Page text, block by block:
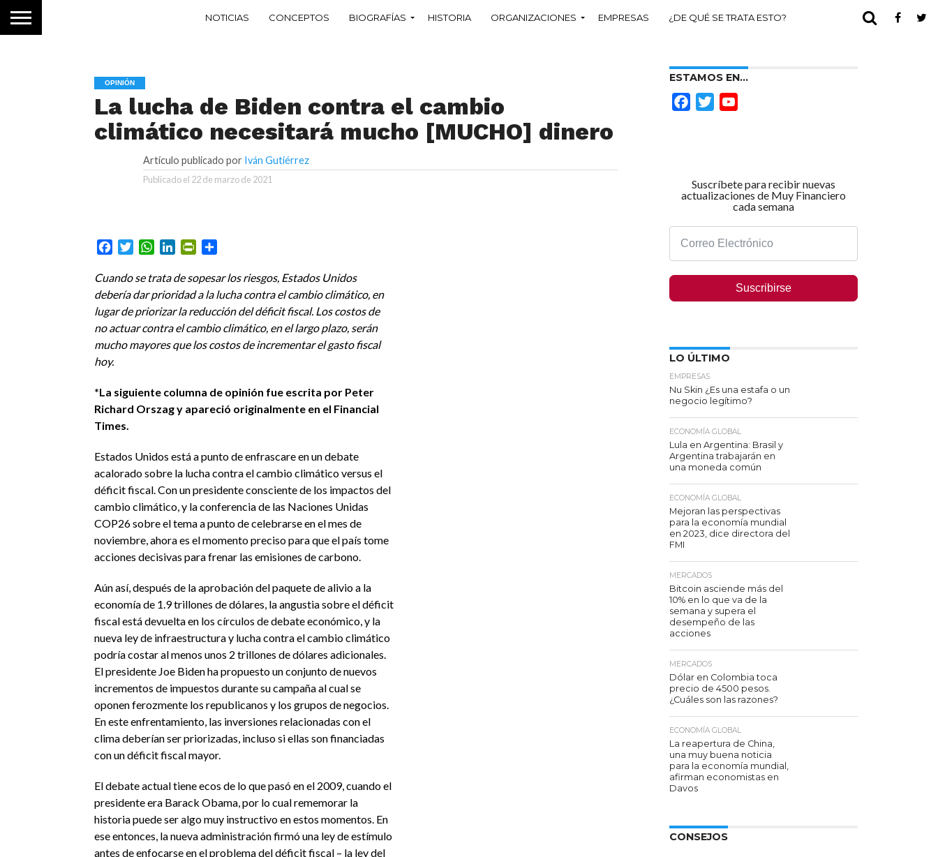
NOTICIAS CONCEPTOS BIOGRAFÍAS HISTORIA ORGANIZACIONES EMPRESAS ¿DE QUÉ SE TRATA ESTO?
OPINIÓN
La lucha de Biden contra el cambio
climático necesitará mucho [MUCHO] dinero
Artículo publicado por Iván Gutiérrez
Publicado el 22 de marzo de 2021
Facebook
TwitterWhatsApp
LinkedInPrintFriendly
Cuando se trata de sopesar los riesgos, Estados Unidos
debería dar prioridad a la lucha contra el cambio climático, en
lugar de priorizar la reducción del déficit fiscal. Los costos de
no actuar contra el cambio climático, en el largo plazo, serán
mucho mayores que los costos de incrementar el gasto fiscal
hoy.
*La siguiente columna de opinión fue escrita por Peter
Richard Orszag y apareció originalmente en el Financial
Times.
Estados Unidos está a punto de enfrascare en un debate
acalorado sobre la lucha contra el cambio climático versus el
déficit fiscal. Con un presidente consciente de los impactos del
cambio climático, y la conferencia de las Naciones Unidas
COP26 sobre el tema a punto de celebrarse en el mes de
noviembre, ahora es el momento preciso para que el país tome
acciones decisivas para frenar las emisiones de carbono.
Aún así, después de la aprobación del paquete de alivio a la
economía de 1.9 trillones de dólares, la angustia sobre el déficit
fiscal está devuelta en los círculos de debate económico, y la
nueva ley de infraestructura y lucha contra el cambio climático
podría costar al menos unos 2 trillones de dólares adicionales.
El presidente Joe Biden ha propuesto un conjunto de nuevos
incrementos de impuestos durante su campaña al cual se
oponen ferozmente los republicanos y los grupos de negocios.
En este enfrentamiento, las inversiones relacionadas con el
clima deberían ser priorizadas, incluso si ellas son financiadas
con un déficit fiscal mayor.
El debate actual tiene ecos de lo que pasó en el 2009, cuando el
presidente era Barack Obama, por lo cual rememorar la
historia puede ser algo muy instructivo en estos momentos. En
ese entonces, la nueva administración firmó una ley de estímulo
antes de enfocarse en el problema del déficit fiscal – la ley del
ESTAMOS EN…
FacebookTwitter
Suscríbete para recibir nuevas
actualizaciones de Muy Financiero
cada semana
Suscribirse
LO ÚLTIMO
EMPRESAS
Nu Skin ¿Es una estafa o un
negocio legítimo?
ECONOMÍA GLOBAL
Lula en Argentina: Brasil y
Argentina trabajarán en
una moneda común
ECONOMÍA GLOBAL
Mejoran las perspectivas
para la economía mundial
en 2023, dice directora del
FMI
MERCADOS
Bitcoin asciende más del
10% en lo que va de la
semana y supera el
desempeño de las
acciones
MERCADOS
Dólar en Colombia toca
precio de 4500 pesos.
¿Cuáles son las razones?
ECONOMÍA GLOBAL
La reapertura de China,
una muy buena noticia
para la economía mundial,
afirman economistas en
Davos
CONSEJOS